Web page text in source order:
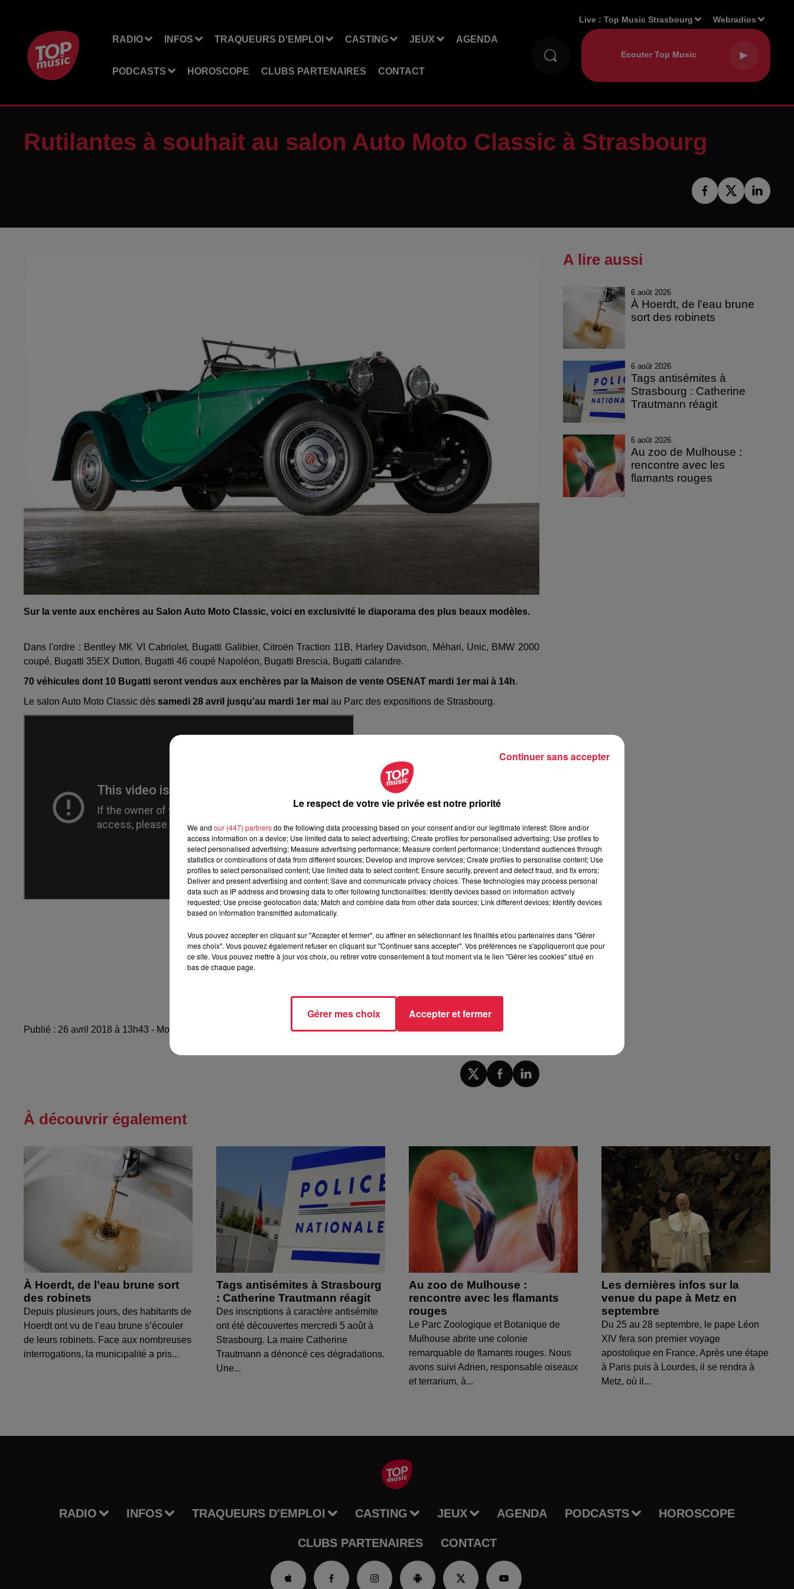
RADIO INFOS TRAQUEURS D'EMPLOI CASTING JEUX AGENDA
PODCASTS HOROSCOPE CLUBS PARTENAIRES CONTACT
Live :Top Music Strasbourg Webradios
Rutilantes à souhait au salon Auto Moto Classic à Strasbourg
Sur la vente aux enchères au Salon Auto Moto Classic, voici en exclusivité le diaporama des plus beaux modèles.
Dans l'ordre : Bentley MK VI Cabriolet, Bugatti Galibier, Citroën Traction 11B, Harley Davidson, Méhari, Unic, BMW 2000
coupé, Bugatti 35EX Dutton, Bugatti 46 coupé Napoléon, Bugatti Brescia, Bugatti calandre.
70 véhicules dont 10 Bugatti seront vendus aux enchères par la Maison de vente OSENAT mardi 1er mai à 14h.
Le salon Auto Moto Classic dès samedi 28 avril jusqu'au mardi 1er mai au Parc des expositions de Strasbourg.
Publié : 26 avril 2018 à 13h43 - Modifié : 10 mai 2021 à 10h38 Anne-Sophie Martin
A lire aussi
6 août 2026
À Hoerdt, de l’eau brune
sort des robinets
6 août 2026
Tags antisémites à
Strasbourg : Catherine
Trautmann réagit
6 août 2026
Au zoo de Mulhouse :
rencontre avec les
flamants rouges
À découvrir également
À Hoerdt, de l’eau brune sort
des robinets
Depuis plusieurs jours, des habitants de
Hoerdt ont vu de l’eau brune s’écouler
de leurs robinets. Face aux nombreuses
interrogations, la municipalité a pris...
Tags antisémites à Strasbourg
: Catherine Trautmann réagit
Des inscriptions à caractère antisémite
ont été découvertes mercredi 5 août à
Strasbourg. La maire Catherine
Trautmann a dénoncé ces dégradations.
Une...
Au zoo de Mulhouse :
rencontre avec les flamants
rouges
Le Parc Zoologique et Botanique de
Mulhouse abrite une colonie
remarquable de flamants rouges. Nous
avons suivi Adrien, responsable oiseaux
et terrarium, à...
Les dernières infos sur la
venue du pape à Metz en
septembre
Du 25 au 28 septembre, le pape Léon
XIV fera son premier voyage
apostolique en France. Après une étape
à Paris puis à Lourdes, il se rendra à
Metz, où il...
RADIO INFOS TRAQUEURS D'EMPLOI CASTING JEUX AGENDA PODCASTS HOROSCOPE
CLUBS PARTENAIRES CONTACT
Le respect de votre vie privée est notre priorité
We and our (447) partnersdo the following data processing based on your consent and/or our legitimate interest: Store and/or
access information on a device; Use limited data to select advertising; Create profiles for personalised advertising; Use profiles to
select personalised advertising; Measure advertising performance; Measure content performance; Understand audiences through
statistics or combinations of data from different sources; Develop and improve services; Create profiles to personalise content; Use
profiles to select personalised content; Use limited data to select content; Ensure security, prevent and detect fraud, and fix errors;
Deliver and present advertising and content; Save and communicate privacy choices. These technologies may process personal
data such as IP address and browsing data to offer following functionalities: Identify devices based on information actively
requested; Use precise geolocation data; Match and combine data from other data sources; Link different devices; Identify devices
based on information transmitted automatically.
Vous pouvez accepter en cliquant sur "Accepter et fermer", ou affiner en sélectionnant les finalités et/ou partenaires dans "Gérer
mes choix". Vous pouvez également refuser en cliquant sur "Continuer sans accepter". Vos préférences ne s'appliqueront que pour
ce site. Vous pouvez mettre à jour vos choix, ou retirer votre consentement à tout moment via le lien "Gérer les cookies" situé en
bas de chaque page.
Gérer mes choix Accepter et fermer
Continuer sans accepter